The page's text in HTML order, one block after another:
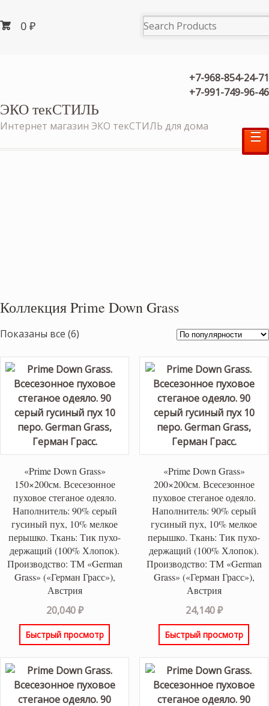
0₽
+7-968-854-24-71
+7-991-749-96-46
ЭКО текСТИЛЬ
Интернет магазин ЭКО текСТИЛЬ для дома
☰
Коллекция Prime Down Grass
Показаны все (6)
популярности
«Prime Down Grass»
150×200см. Всесезонное
пуховое стеганое одеяло.
Наполнитель: 90% серый
гусиный пух, 10% мелкое
перышко. Ткань: Тик пухо-
держащий (100% Хлопок).
Производство: ТМ «German
Grass» («Герман Грасс»),
Австрия
20,040₽
Быстрый просмотр
«Prime Down Grass»
200×200см. Всесезонное
пуховое стеганое одеяло.
Наполнитель: 90% серый
гусиный пух, 10% мелкое
перышко. Ткань: Тик пухо-
держащий (100% Хлопок).
Производство: ТМ «German
Grass» («Герман Грасс»),
Австрия
24,140₽
Быстрый просмотр